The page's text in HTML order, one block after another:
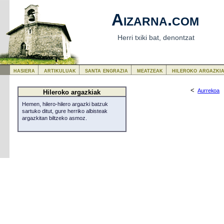
Aizarna.com
Herri txiki bat, denontzat
<Aurrekoa
Hileroko argazkiak
Hemen, hilero-hilero argazki batzuk
sartuko ditut, gure herriko albisteak
argazkitan biltzeko asmoz.
hasiera artikuluak santa engrazia meatzeak hileroko